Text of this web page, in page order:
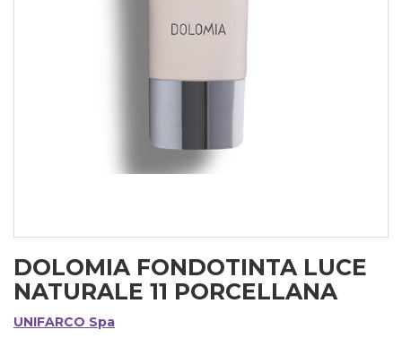
DOLOMIA FONDOTINTA LUCE
NATURALE 11 PORCELLANA
UNIFARCO Spa